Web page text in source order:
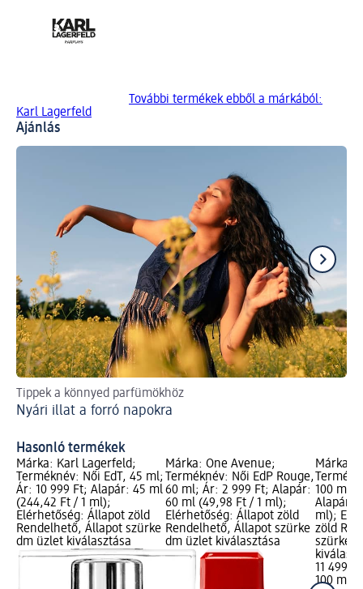
További termékek ebből a márkából:
Karl Lagerfeld
Ajánlás
Tippek a könnyed parfümökhöz
Nyári illat a forró napokra
Hasonló termékek
Márka: Karl Lagerfeld;
Terméknév: Női EdT, 45 ml;
Ár: 10 999 Ft; Alapár: 45 ml
(244,42 Ft / 1 ml);
Elérhetőség: Állapot zöld
Rendelhető, Állapot szürke
dm üzlet kiválasztása
Márka: One Avenue;
Terméknév: Női EdP Rouge,
60 ml; Ár: 2 999 Ft; Alapár:
60 ml (49,98 Ft / 1 ml);
Elérhetőség: Állapot zöld
Rendelhető, Állapot szürke
dm üzlet kiválasztása
Márka:
100 ml;
Alapár:
ml);
zöld
szürke
11 499 Ft
100 ml